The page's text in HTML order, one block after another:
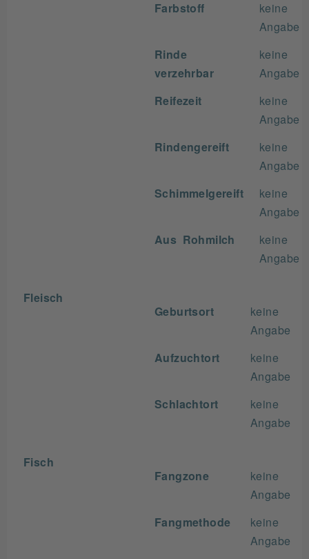
Farbstoff
keine
Angabe
Rinde
verzehrbar
keine
Angabe
Reifezeit
keine
Angabe
Rindengereift
keine
Angabe
Schimmelgereift
keine
Angabe
Aus Rohmilch
keine
Angabe
Fleisch
Geburtsort
keine
Angabe
Aufzuchtort
keine
Angabe
Schlachtort
keine
Angabe
Fisch
Fangzone
keine
Angabe
Fangmethode
keine
Angabe